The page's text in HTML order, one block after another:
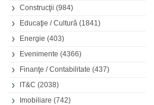
Construcţii (984)
Educaţie / Cultură (1841)
Energie (403)
Evenimente (4366)
Finanţe / Contabilitate (437)
IT&C (2038)
Imobiliare (742)